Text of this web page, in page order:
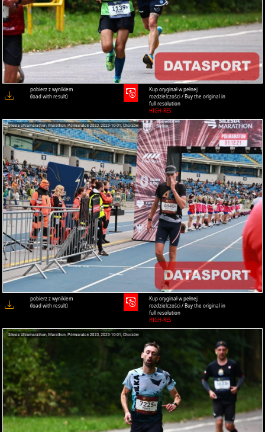
pobierz z wynikiem
(load with result)
Kup oryginał w pełnej
rozdzielczości / Buy the original in
full resolution
HIGH-RES
pobierz z wynikiem
(load with result)
Kup oryginał w pełnej
rozdzielczości / Buy the original in
full resolution
HIGH-RES